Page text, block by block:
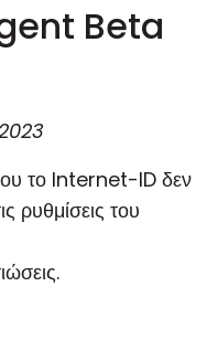
Beta
το Internet-ID δεν
ρυθμίσεις του